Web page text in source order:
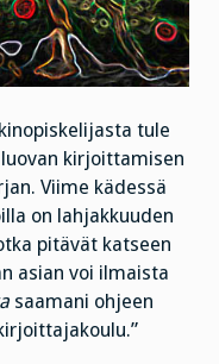
tule
kirjoittamisen
Viime kädessä
on lahjakkuuden
pitävät katseen
asian voi ilmaista
saamani ohjeen